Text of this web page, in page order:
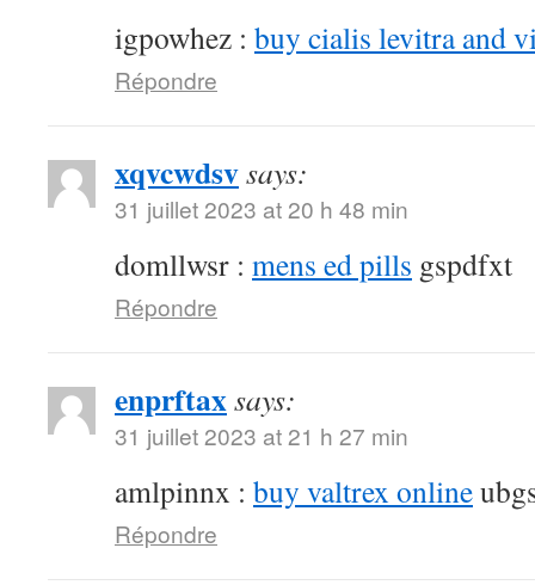
igpowhez : buy cialis levitra and
Répondre
xqvcwdsvsays:
31 juillet 2023 at 20 h 48 min
domllwsr : mens ed pills gspdfxt
Répondre
enprftaxsays:
31 juillet 2023 at 21 h 27 min
amlpinnx : buy valtrex online
Répondre